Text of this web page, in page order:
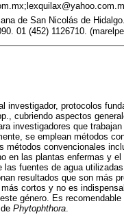
de San Nicolás de
01 (452) 1126710.
investigador, protocolos
cubriendo aspectos
investigadores que
se emplean métodos
métodos convencionales
en las plantas enfermas y
fuentes de agua
resultados que son más
cortos y no es
género. Es
Phytophthora